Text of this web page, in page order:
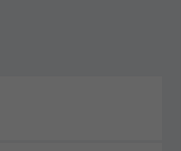
Backend